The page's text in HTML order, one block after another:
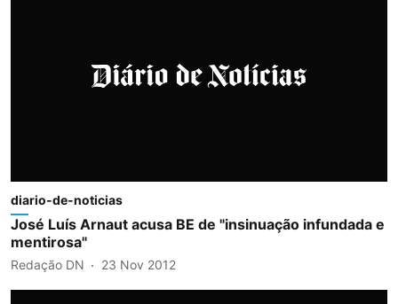
diario-de-noticias
José Luís Arnaut acusa BE de "insinuação infundada e
mentirosa"
Redação DN 23 Nov 2012